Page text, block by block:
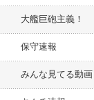
大艦巨砲主義！
保守速報
みんな見てる動画